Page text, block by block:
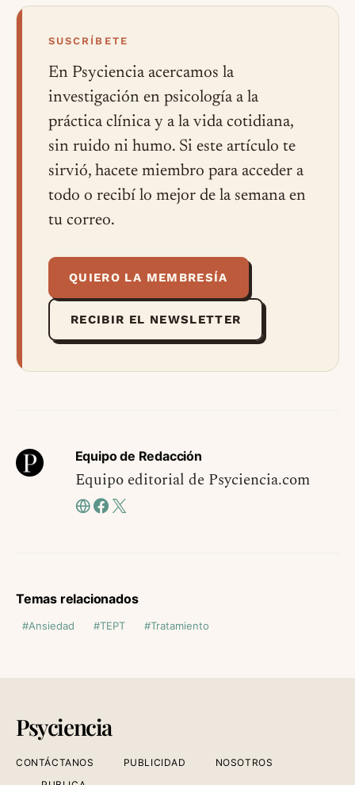
SUSCRÍBETE
En Psyciencia acercamos la
investigación en psicología a la
práctica clínica y a la vida cotidiana,
sin ruido ni humo. Si este artículo te
sirvió, hacete miembro para acceder a
todo o recibí lo mejor de la semana en
tu correo.
QUIERO LA MEMBRESÍA
RECIBIR EL NEWSLETTER
Equipo de Redacción
Equipo editorial de Psyciencia.com
Temas relacionados
Ansiedad TEPT Tratamiento
Psyciencia
CONTÁCTANOS PUBLICIDAD
NOSOTROS